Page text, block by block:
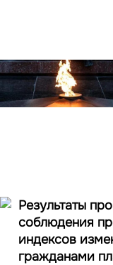
Результаты
соблюдения
индексов
гражданами